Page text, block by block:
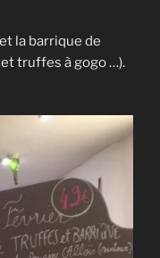
la barrique de
et truffes à gogo …).